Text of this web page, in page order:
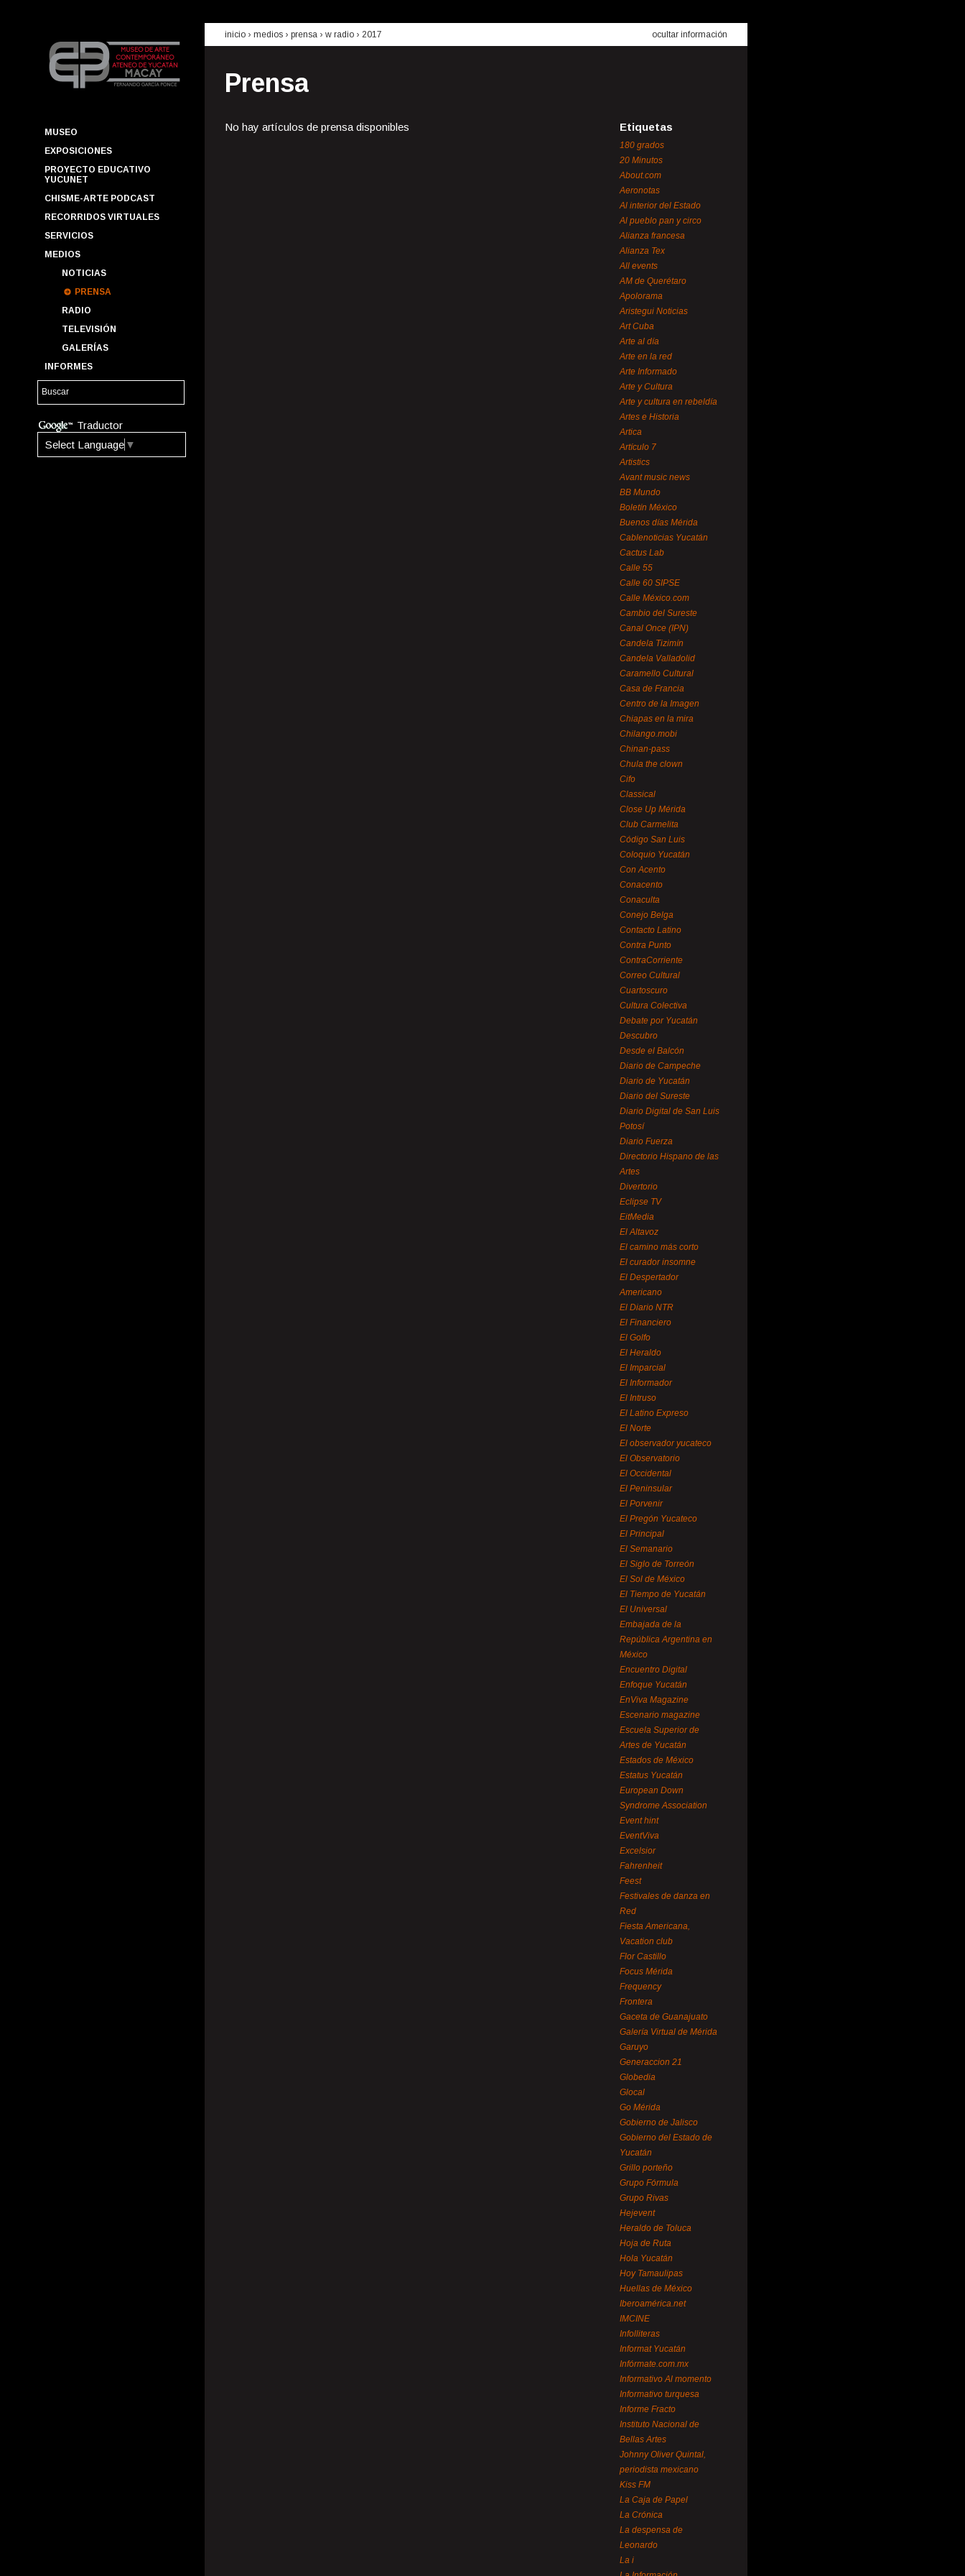
MUSEO
EXPOSICIONES
PROYECTO EDUCATIVO
YUCUNET
CHISME-ARTE PODCAST
RECORRIDOS VIRTUALES
SERVICIOS
MEDIOS
NOTICIAS
PRENSA
RADIO
TELEVISIÓN
GALERÍAS
INFORMES
Traductor
Select Language ▼
inicio › medios › prensa › w radio › 2017 ocultar información
Prensa
No hay artículos de prensa disponibles Etiquetas
180 grados
20 Minutos
About.com
Aeronotas
Al interior del Estado
Al pueblo pan y circo
Alianza francesa
Alianza Tex
All events
AM de Querétaro
Apolorama
Aristegui Noticias
Art Cuba
Arte al día
Arte en la red
Arte Informado
Arte y Cultura
Arte y cultura en rebeldía
Artes e Historia
Artica
Artículo 7
Artistics
Avant music news
BB Mundo
Boletín México
Buenos días Mérida
Cablenoticias Yucatán
Cactus Lab
Calle 55
Calle 60 SIPSE
Calle México.com
Cambio del Sureste
Canal Once (IPN)
Candela Tizimín
Candela Valladolid
Caramello Cultural
Casa de Francia
Centro de la Imagen
Chiapas en la mira
Chilango.mobi
Chinan-pass
Chula the clown
Cifo
Classical
Close Up Mérida
Club Carmelita
Código San Luis
Coloquio Yucatán
Con Acento
Conacento
Conaculta
Conejo Belga
Contacto Latino
Contra Punto
ContraCorriente
Correo Cultural
Cuartoscuro
Cultura Colectiva
Debate por Yucatán
Descubro
Desde el Balcón
Diario de Campeche
Diario de Yucatán
Diario del Sureste
Diario Digital de San Luis
Potosí
Diario Fuerza
Directorio Hispano de las
Artes
Divertorio
Eclipse TV
EitMedia
El Altavoz
El camino más corto
El curador insomne
El Despertador
Americano
El Diario NTR
El Financiero
El Golfo
El Heraldo
El Imparcial
El Informador
El Intruso
El Latino Expreso
El Norte
El observador yucateco
El Observatorio
El Occidental
El Peninsular
El Porvenir
El Pregón Yucateco
El Principal
El Semanario
El Siglo de Torreón
El Sol de México
El Tiempo de Yucatán
El Universal
Embajada de la
República Argentina en
México
Encuentro Digital
Enfoque Yucatán
EnViva Magazine
Escenario magazine
Escuela Superior de
Artes de Yucatán
Estados de México
Estatus Yucatán
European Down
Syndrome Association
Event hint
EventViva
Excelsior
Fahrenheit
Feest
Festivales de danza en
Red
Fiesta Americana,
Vacation club
Flor Castillo
Focus Mérida
Frequency
Frontera
Gaceta de Guanajuato
Galería Virtual de Mérida
Garuyo
Generaccion 21
Globedia
Glocal
Go Mérida
Gobierno de Jalisco
Gobierno del Estado de
Yucatán
Grillo porteño
Grupo Fórmula
Grupo Rivas
Hejevent
Heraldo de Toluca
Hoja de Ruta
Hola Yucatán
Hoy Tamaulipas
Huellas de México
Iberoamérica.net
IMCINE
Infolliteras
Informat Yucatán
Infórmate.com.mx
Informativo Al momento
Informativo turquesa
Informe Fracto
Instituto Nacional de
Bellas Artes
Johnny Oliver Quintal,
periodista mexicano
Kiss FM
La Caja de Papel
La Crónica
La despensa de
Leonardo
La i